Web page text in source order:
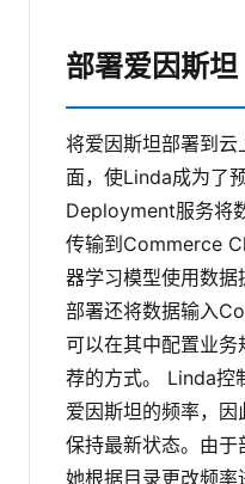
部署爱因斯坦
将爱因斯坦部署到
面，使Linda成为了
Deployment服务将
传输到Commerce
器学习模型使用数
部署还将数据输入
可以在其中配置业
荐的方式。
Linda控
爱因斯坦的频率，
保持最新状态。由
她根据目录更改频